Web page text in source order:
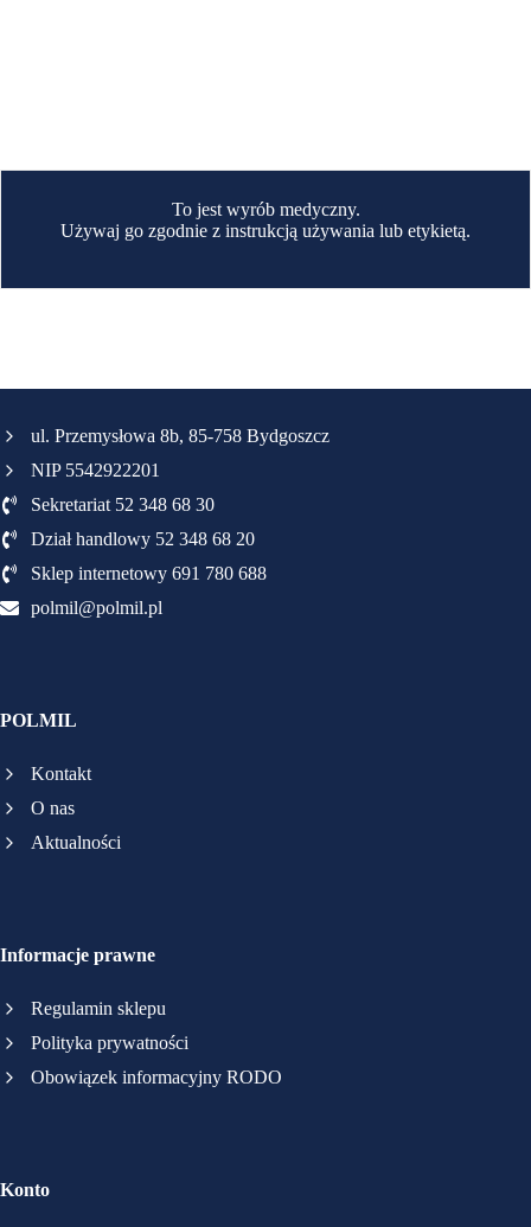
To jest wyrób medyczny.
Używaj go zgodnie z instrukcją używania lub etykietą.
ul. Przemysłowa 8b, 85-758 Bydgoszcz
NIP 5542922201
Sekretariat 52 348 68 30
Dział handlowy 52 348 68 20
Sklep internetowy 691 780 688
polmil@polmil.pl
POLMIL
Kontakt
O nas
Aktualności
Informacje prawne
Regulamin sklepu
Polityka prywatności
Obowiązek informacyjny RODO
Konto